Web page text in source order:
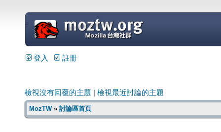
=
登入 註冊
檢視沒有回覆的主題 檢視最近討論的主題
MozTW» 討論區首頁